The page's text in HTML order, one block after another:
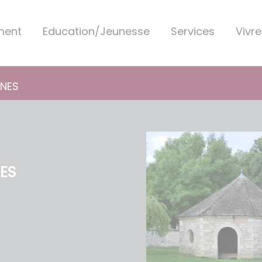
Education/Jeunesse Services